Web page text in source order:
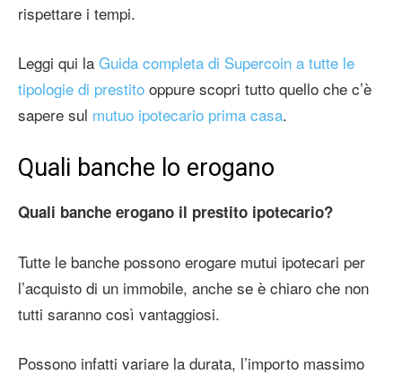
rispettare i tempi.
Leggi qui la Guida completa di Supercoin a tutte le
tipologie di prestito oppure scopri tutto quello che c’è
sapere sul mutuo ipotecario prima casa.
Quali banche lo erogano
Quali banche erogano il prestito ipotecario?
Tutte le banche possono erogare mutui ipotecari per
l’acquisto di un immobile, anche se è chiaro che non
tutti saranno così vantaggiosi.
Possono infatti variare la durata, l’importo massimo